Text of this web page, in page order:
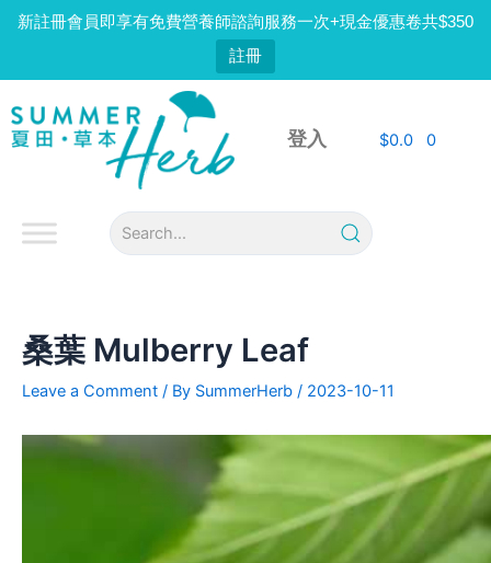
新註冊會員即享有免費營養師諮詢服務一次+現金優惠卷共$350
註冊
Skip
登入 $0.0 0
桑葉 Mulberry Leaf
Leave a Comment / By SummerHerb / 2023-10-11
navigation